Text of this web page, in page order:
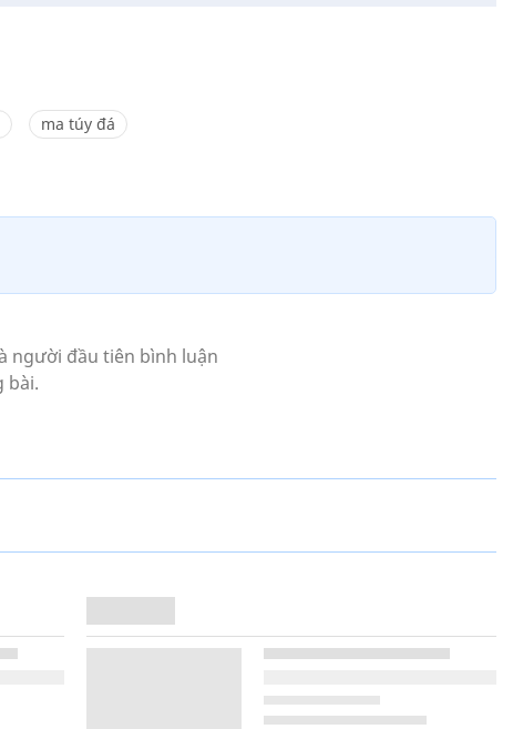
ma túy đá